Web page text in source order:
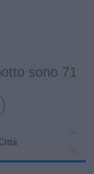
sono 71